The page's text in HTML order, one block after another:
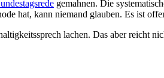
gemahnen. Die
hat, kann niemand glauben. Es ist
lachen. Das aber reicht